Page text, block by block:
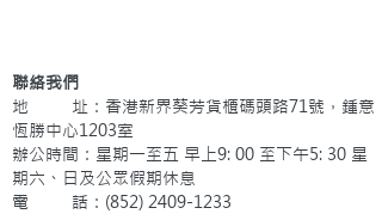
聯絡我們
地 址：香港新界葵芳貨櫃碼頭路71號，鍾意
恆勝中心1203室
辦公時間：星期一至五 早上9: 00 至下午5: 30 星
期六、日及公眾假期休息
電 話：(852) 2409-1233